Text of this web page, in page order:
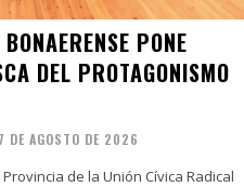
PONE
DEL PROTAGONISMO
7 DE AGOSTO DE 2026
de la Unión Cívica Radical